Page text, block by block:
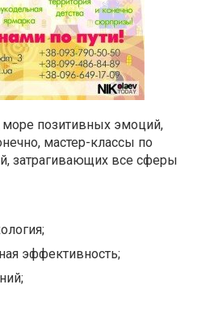
море позитивных эмоций,
мастер-классы по
затрагивающих все сферы
эффективность;